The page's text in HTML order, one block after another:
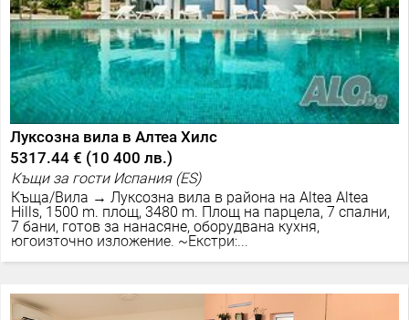
Луксозна вила в Алтеа Хилс
5317.44 € (10 400 лв.)
Къщи за гости Испания (ES)
Къща/Вила → Луксозна вила в района на Altea Altea
Hills, 1500 m. площ, 3480 m. Площ на парцела, 7 спални,
7 бани, готов за нанасяне, оборудвана кухня,
югоизточно изложение. ~Екстри:...